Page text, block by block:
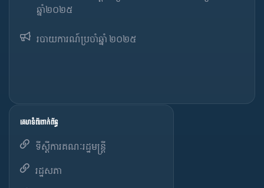
ឆ្នាំ២០២៥​
របាយការណ៍​​ប្រចាំ​ឆ្នាំ ២០២៥
គេហទំព័រពាក់ព័ន្ធ
ទីស្តីការគណៈរដ្ឋមន្ត្រី
រដ្ឋសភា